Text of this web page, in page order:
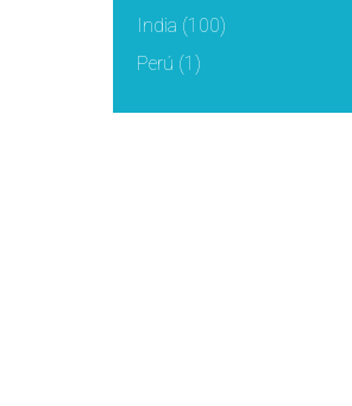
India (100)
Perú (1)